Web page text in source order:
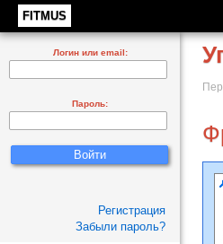
FITMUS
Логин или email:
Пароль:
Регистрация
Забыли пароль?